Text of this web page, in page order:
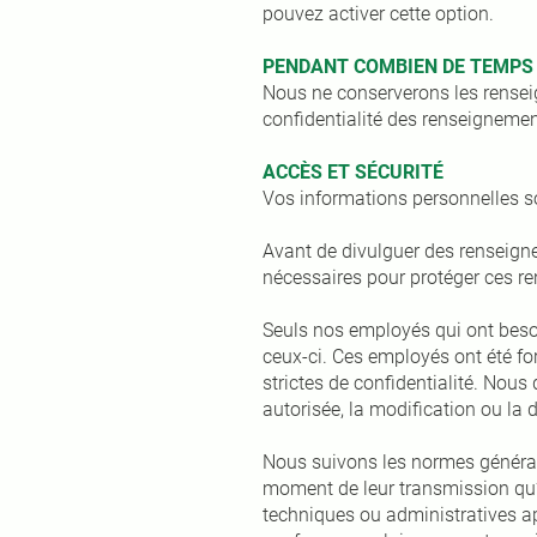
pouvez activer cette option.
PENDANT COMBIEN DE
Nous ne conserverons les
confidentialité des
ACCÈS ET SÉCURITÉ
Vos informations personnelles
Avant de divulguer des
nécessaires pour protéger ces
Seuls nos employés qui ont
ceux-ci. Ces employés ont été
strictes de confidentialité. Nous
autorisée, la modification ou la
Nous suivons les normes
moment de leur transmission
techniques ou administratives